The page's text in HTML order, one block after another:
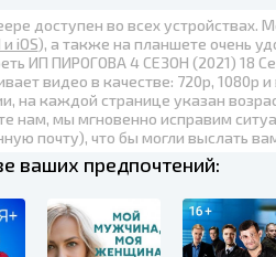
доступен во всех
iOS), а также на планшете очень
ИП ПИРОГОВА 4 СЕЗОН (2021) 18
видео в качестве: 720p, 1080p и
на каждой странице указан
нам, мы мгновенно исправим
почту), что бы могли выслать
ваших предпочтений: